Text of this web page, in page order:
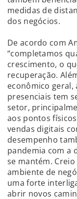
medidas de
dos negócios.
De acordo com
“completamos
crescimento, o
recuperação.
econômico geral,
presenciais tem
setor,
aos pontos
vendas digitais
desempenho
pandemia com a
se mantém.
ambiente de
uma forte
abrir novos